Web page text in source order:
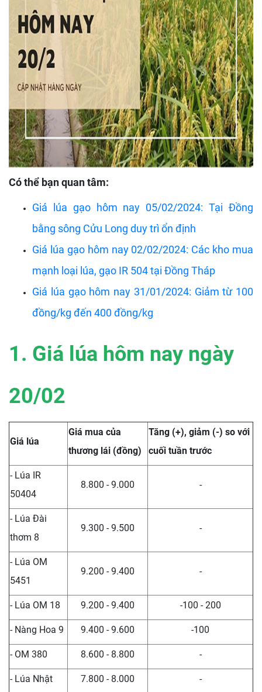
Có thể bạn quan tâm:
Giá lúa gạo hôm nay 05/02/2024: Tại Đồng
bằng sông Cửu Long duy trì ổn định
Giá lúa gạo hôm nay 02/02/2024: Các kho mua
mạnh loại lúa, gạo IR 504 tại Đồng Tháp
Giá lúa gạo hôm nay 31/01/2024: Giảm từ 100
đồng/kg đến 400 đồng/kg
1. Giá lúa hôm nay ngày
20/02
Giá lúa
Giá mua của
thương lái (đồng)
Tăng (+), giảm (-) so với
cuối tuần trước
- Lúa IR
50404
8.800 - 9.000 -
- Lúa Đài
thơm 8
9.300 - 9.500 -
- Lúa OM
5451
9.200 - 9.400 -
- Lúa OM 18 9.200 - 9.400 -100 - 200
- Nàng Hoa 9 9.400 - 9.600 -100
- OM 380 8.600 - 8.800 -
- Lúa Nhật 7.800 - 8.000 -